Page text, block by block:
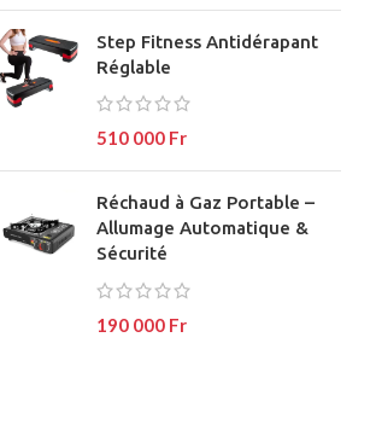
Step Fitness Antidérapant
Réglable
510 000 Fr
Réchaud à Gaz Portable –
Allumage Automatique &
Sécurité
190 000 Fr